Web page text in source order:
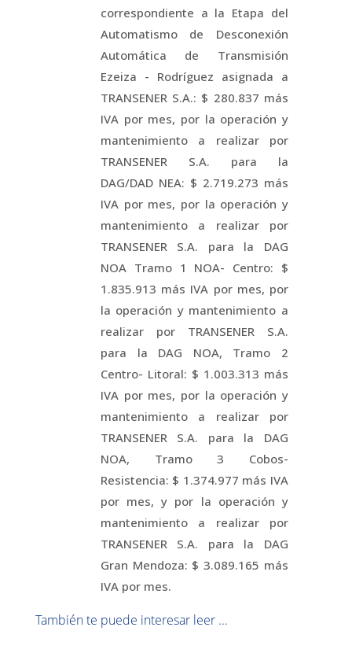
correspondiente a la Etapa del
Automatismo de Desconexión
Automática de Transmisión
Ezeiza - Rodríguez asignada a
TRANSENER S.A.: $ 280.837 más
IVA por mes, por la operación y
mantenimiento a realizar por
TRANSENER S.A. para la
DAG/DAD NEA: $ 2.719.273 más
IVA por mes, por la operación y
mantenimiento a realizar por
TRANSENER S.A. para la DAG
NOA Tramo 1 NOA- Centro: $
1.835.913 más IVA por mes, por
la operación y mantenimiento a
realizar por TRANSENER S.A.
para la DAG NOA, Tramo 2
Centro- Litoral: $ 1.003.313 más
IVA por mes, por la operación y
mantenimiento a realizar por
TRANSENER S.A. para la DAG
NOA, Tramo 3 Cobos-
Resistencia: $ 1.374.977 más IVA
por mes, y por la operación y
mantenimiento a realizar por
TRANSENER S.A. para la DAG
Gran Mendoza: $ 3.089.165 más
IVA por mes.
También te puede interesar leer ...